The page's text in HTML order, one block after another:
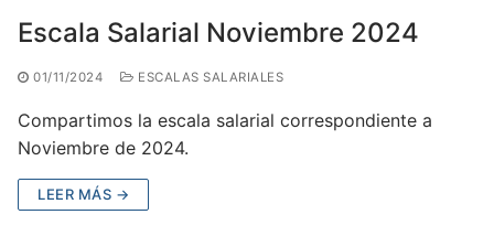
Escala Salarial Noviembre 2024
01/11/2024 ESCALAS SALARIALES
Compartimos la escala salarial correspondiente a
Noviembre de 2024.
LEER MÁS →